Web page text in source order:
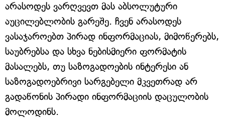
არასოდეს ვარღვევთ მას აბსოლუტური
აუცილებლობის გარეშე. ჩვენ არასოდეს
ვასაჯაროებთ პირად ინფორმაციას, მიმოწერებს,
საუბრებსა და სხვა ნებისმიერი ფორმატის
მასალებს, თუ საზოგადოების ინტერესი ან
საზოგადოებრივი სარგებელი მკვეთრად არ
გადაწონის პირადი ინფორმაციის დაცულობის
მოლოდინს.